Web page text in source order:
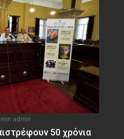
admin
50 χρόνια